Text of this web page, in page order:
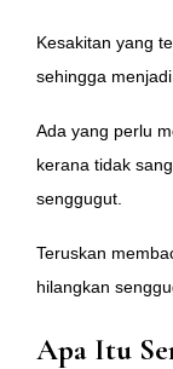
Kesakitan yang
sehingga
Ada yang perlu
kerana tidak
senggugut.
Teruskan
hilangkan
Apa Itu